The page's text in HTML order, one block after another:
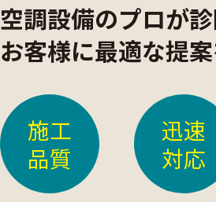
空調設備のプロが
お客様に最適な提
施工
品質
迅速
対応